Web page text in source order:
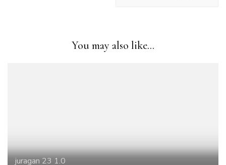
You may also like...
juragan 23 1.0